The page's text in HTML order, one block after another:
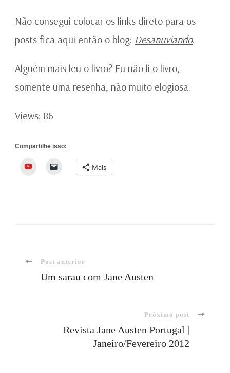
Não consegui colocar os links direto para os
posts fica aqui então o blog: Desanuviando.
Alguém mais leu o livro? Eu não li o livro,
somente uma resenha, não muito elogiosa.
Views: 86
Compartilhe isso:
YouTube Mais
Navegação
Post anterior
Um sarau com Jane Austen
Próximo post
Revista Jane Austen Portugal |
Janeiro/Fevereiro 2012